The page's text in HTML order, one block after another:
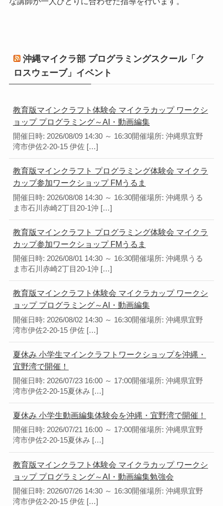
沖縄マイクラ部 プログラミングスクール「ク
ロスウェーブ」イベント
教育版マインクラフト体験会 マイクラカップ ワークシ
ョップ プログラミング～AI・動画編集
開催日時: 2026/08/09 14:30 ～ 16:30開催場所: 沖縄県宜野
湾市伊佐2-20-15 伊佐 […]
教育版マインクラフト プログラミング体験会 マイクラ
カップ参加ワークショップ FMうるま
開催日時: 2026/08/08 14:30 ～ 16:30開催場所: 沖縄県うる
ま市石川赤崎2丁目20-1沖 […]
教育版マインクラフト プログラミング体験会 マイクラ
カップ参加ワークショップ FMうるま
開催日時: 2026/08/01 14:30 ～ 16:30開催場所: 沖縄県うる
ま市石川赤崎2丁目20-1沖 […]
教育版マインクラフト体験会 マイクラカップ ワークシ
ョップ プログラミング～AI・動画編集
開催日時: 2026/08/02 14:30 ～ 16:30開催場所: 沖縄県宜野
湾市伊佐2-20-15 伊佐 […]
夏休み 小学生マインクラフトワークショップを沖縄・
宜野湾で開催！
開催日時: 2026/07/23 16:00 ～ 17:00開催場所: 沖縄県宜野
湾市伊佐2-20-15夏休み […]
夏休み 小学生動画編集体験会を沖縄・宜野湾で開催！
開催日時: 2026/07/21 16:00 ～ 17:00開催場所: 沖縄県宜野
湾市伊佐2-20-15夏休み […]
教育版マインクラフト体験会 マイクラカップ ワークシ
ョップ プログラミング～AI・動画編集勉強会
開催日時: 2026/07/26 14:30 ～ 16:30開催場所: 沖縄県宜野
湾市伊佐2-20-15 伊佐 […]